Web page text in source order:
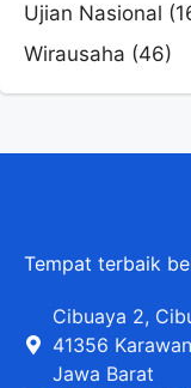
Ujian Nasional
Wirausaha (46)
Tempat terbaik
Cibuaya 2,
41356
Jawa Barat